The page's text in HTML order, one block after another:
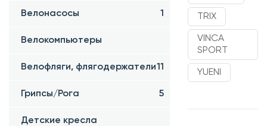
Велонасосы 1
Велокомпьютеры
Велофляги, флягодержатели11
Грипсы/Рога 5
Детские кресла
TRIX
VINCA
SPORT
YUENI